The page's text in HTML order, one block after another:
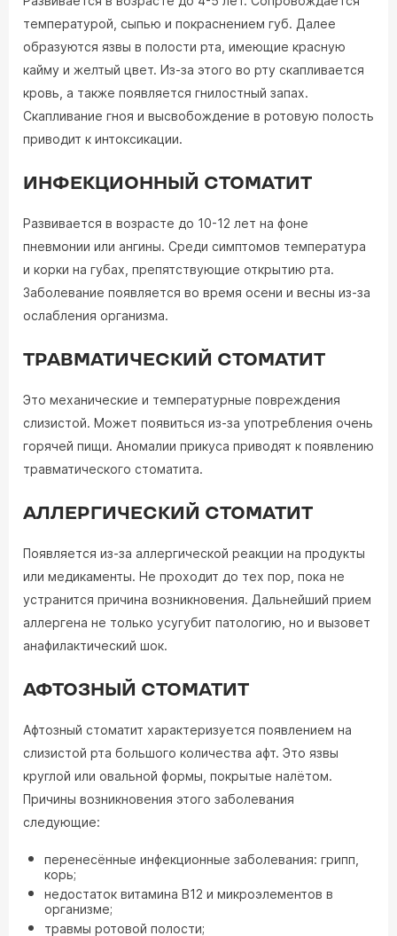
температурой, сыпью и покраснением губ. Далее
образуются язвы в полости рта, имеющие красную
кайму и желтый цвет. Из-за этого во рту скапливается
кровь, а также появляется гнилостный запах.
Скапливание гноя и высвобождение в ротовую полость
приводит к интоксикации.
ИНФЕКЦИОННЫЙ СТОМАТИТ
Развивается в возрасте до 10-12 лет на фоне
пневмонии или ангины. Среди симптомов температура
и корки на губах, препятствующие открытию рта.
Заболевание появляется во время осени и весны из-за
ослабления организма.
ТРАВМАТИЧЕСКИЙ СТОМАТИТ
Это механические и температурные повреждения
слизистой. Может появиться из-за употребления очень
горячей пищи. Аномалии прикуса приводят к появлению
травматического стоматита.
АЛЛЕРГИЧЕСКИЙ СТОМАТИТ
Появляется из-за аллергической реакции на продукты
или медикаменты. Не проходит до тех пор, пока не
устранится причина возникновения. Дальнейший прием
аллергена не только усугубит патологию, но и вызовет
анафилактический шок.
АФТОЗНЫЙ СТОМАТИТ
Афтозный стоматит характеризуется появлением на
слизистой рта большого количества афт. Это язвы
круглой или овальной формы, покрытые налётом.
Причины возникновения этого заболевания
следующие:
перенесённые инфекционные заболевания: грипп,
корь;
недостаток витамина B12 и микроэлементов в
организме;
травмы ротовой полости;